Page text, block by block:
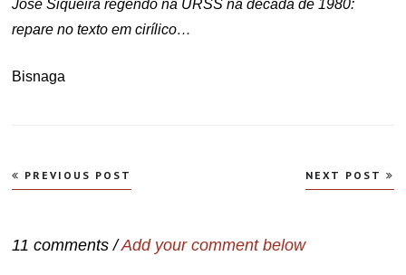
José Siqueira regendo na URSS na década de 1980:
repare no texto em cirílico…
Bisnaga
Navegação
de
PREVIOUS POST NEXT POST
11 comments /Add your comment below